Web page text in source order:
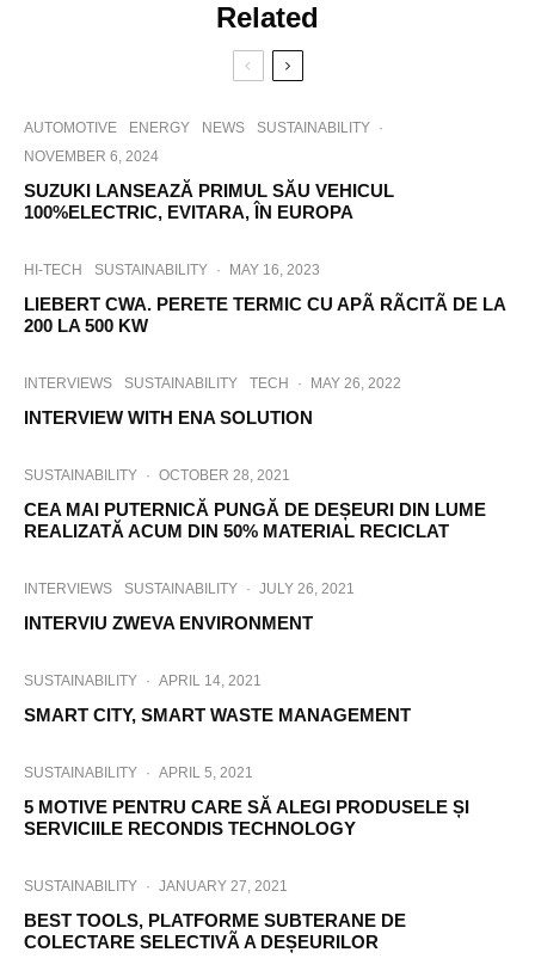
Related
AUTOMOTIVE ENERGY NEWS SUSTAINABILITY ·
NOVEMBER 6, 2024
SUZUKI LANSEAZĂ PRIMUL SĂU VEHICUL
100%ELECTRIC, EVITARA, ÎN EUROPA
HI-TECH SUSTAINABILITY · MAY 16, 2023
LIEBERT CWA. PERETE TERMIC CU APÃ RÃCITÃ DE LA
200 LA 500 KW
INTERVIEWS SUSTAINABILITY TECH · MAY 26, 2022
INTERVIEW WITH ENA SOLUTION
SUSTAINABILITY · OCTOBER 28, 2021
CEA MAI PUTERNICĂ PUNGĂ DE DEȘEURI DIN LUME
REALIZATĂ ACUM DIN 50% MATERIAL RECICLAT
INTERVIEWS SUSTAINABILITY · JULY 26, 2021
INTERVIU ZWEVA ENVIRONMENT
SUSTAINABILITY · APRIL 14, 2021
SMART CITY, SMART WASTE MANAGEMENT
SUSTAINABILITY · APRIL 5, 2021
5 MOTIVE PENTRU CARE SĂ ALEGI PRODUSELE ȘI
SERVICIILE RECONDIS TECHNOLOGY
SUSTAINABILITY · JANUARY 27, 2021
BEST TOOLS, PLATFORME SUBTERANE DE
COLECTARE SELECTIVÃ A DEȘEURILOR